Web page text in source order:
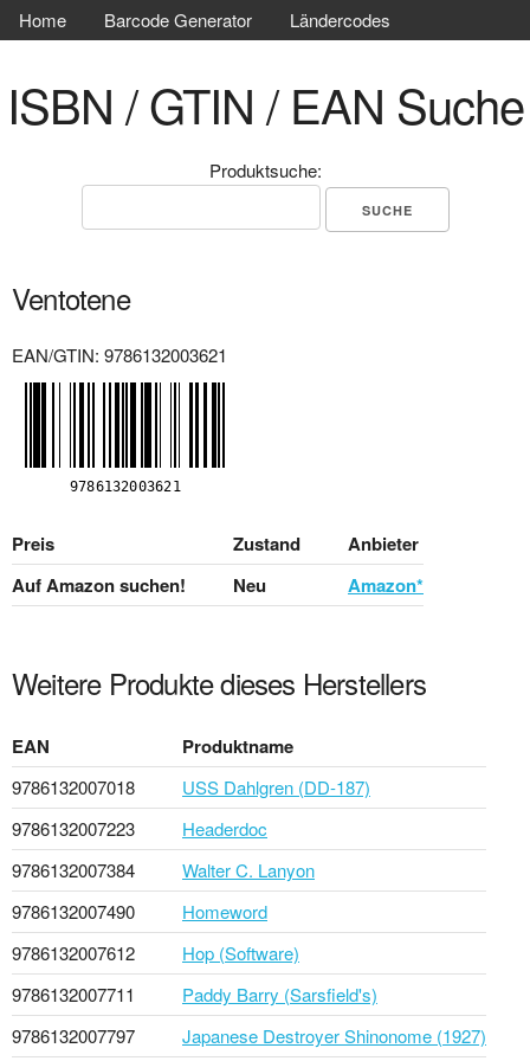
Home Barcode Generator Ländercodes
ISBN / GTIN / EAN Suche
Produktsuche:
Ventotene
EAN/GTIN: 9786132003621
Preis Zustand
Anbieter
Auf Amazon suchen!
Neu Amazon*
Weitere Produkte dieses Herstellers
EAN Produktname
9786132007018
USS Dahlgren (DD-187)
9786132007223
Headerdoc
9786132007384
Walter C. Lanyon
9786132007490
Homeword
9786132007612
Hop (Software)
9786132007711
Paddy Barry (Sarsfield's)
9786132007797
Japanese Destroyer Shinonome (1927)